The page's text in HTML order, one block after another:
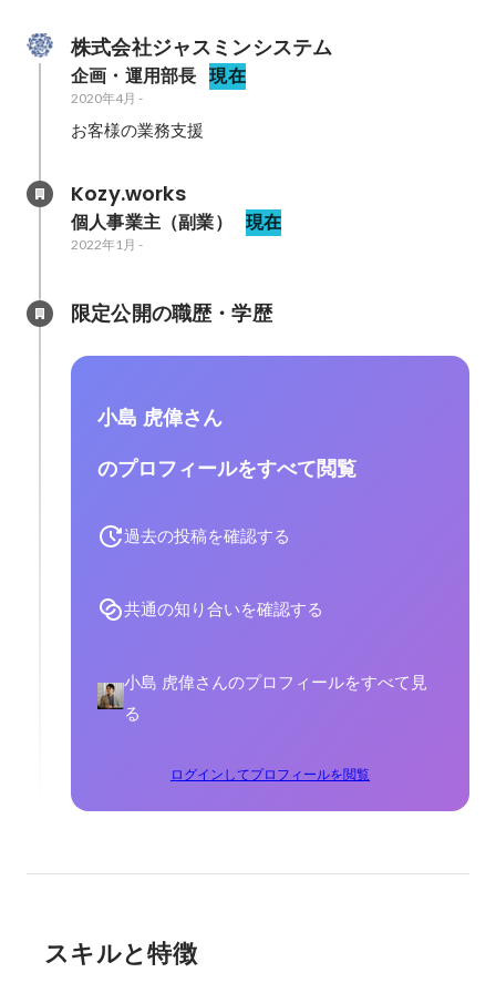
株式会社ジャスミンシステム
企画・運用部長 現在
2020年4月 -
Kozy.works
個人事業主（副業） 現在
2022年1月 -
限定公開の職歴・学歴
小島 虎偉さん
のプロフィールをすべて閲覧
過去の投稿を確認する
共通の知り合いを確認する
小島 虎偉さんのプロフィールをすべて見
る
ログインしてプロフィールを閲覧
スキルと特徴